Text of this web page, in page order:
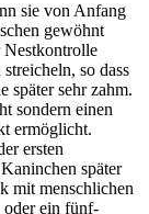
sie von Anfang
gewöhnt
Nestkontrolle
so dass
später sehr zahm.
sondern einen
ermöglicht.
ersten
später
mit menschlichen
oder ein fünf-